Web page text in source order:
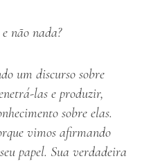
não nada?
um discurso sobre
las e produzir,
sobre elas.
vimos afirmando
papel. Sua verdadeira